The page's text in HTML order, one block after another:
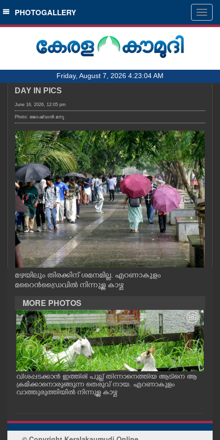
SECTIONS
HOME
NOTIFIED NEWS
KERALA
LOCAL
OBITUARY
NEWS 360
CASE DIARY
CINEMA
OPINION
PHOTOS
LIFESTYLE
SPIRITUAL
PHOTOGALLERY
Friday, August 7, 2026 4:23:04 AM
DAY IN PICS
June 16, 2026, 12:05 pm
Photo: ജോഷ്‌വാൻ മനു
മഴയിലും തിരക്കിന് ശമനമില്ല. എറണാകുളം
മറൈൻഡ്രൈവിൽ നിന്നുള്ള കാഴ്ച
MORE PHOTOS
വിശപ്പടക്കാൻ ഇത്തിരി പുല്ല് തിന്നാനെത്തിയ ആടിനെ ആ
ക്രമിക്കാനൊരുങ്ങുന്ന തെരുവ് നായ. എറണാകുളം
വാത്തുരുത്തിയിൽ നിന്നുള്ള കാഴ്ച